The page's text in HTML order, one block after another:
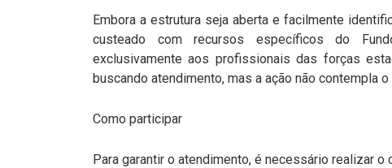
Embora a estrutura seja aberta e facilmente
custeado com recursos específicos do
exclusivamente aos profissionais das forças
buscando atendimento, mas a ação não contempla
Como participar
Para garantir o atendimento, é necessário realizar o